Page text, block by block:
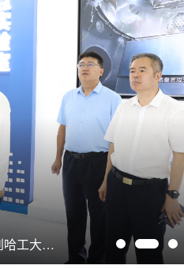
黑龙江省人大常委会副主任、党组书记张安顺一行到哈工大先进...